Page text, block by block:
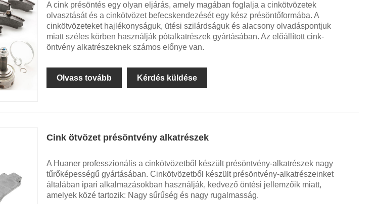
A cink présöntés egy olyan eljárás, amely magában foglalja a cinkötvözetek
olvasztását és a cinkötvözet befecskendezését egy kész présöntőformába. A
cinkötvözeteket hajlékonyságuk, ütési szilárdságuk és alacsony olvadáspontjuk
miatt széles körben használják pótalkatrészek gyártásában. Az előállított cink-
öntvény alkatrészeknek számos előnye van.
Olvass tovább Kérdés küldése
Cink ötvözet présöntvény alkatrészek
A Huaner professzionális a cinkötvözetből készült présöntvény-alkatrészek nagy
tűrőképességű gyártásában. Cinkötvözetből készült présöntvény-alkatrészeinket
általában ipari alkalmazásokban használják, kedvező öntési jellemzőik miatt,
amelyek közé tartozik: Nagy sűrűség és nagy rugalmasság.